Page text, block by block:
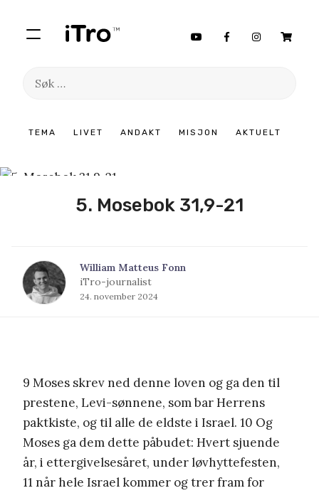
TEMA LIVET ANDAKT MISJON AKTUELT
Søk
5. Mosebok 31,9-21
William Matteus Fonn
iTro-journalist
24. november 2024
9 Moses skrev ned denne loven og ga den til
prestene, Levi-sønnene, som bar Herrens
paktkiste, og til alle de eldste i Israel. 10 Og
Moses ga dem dette påbudet: Hvert sjuende
år, i ettergivelsesåret, under løvhyttefesten,
11 når hele Israel kommer og trer fram for